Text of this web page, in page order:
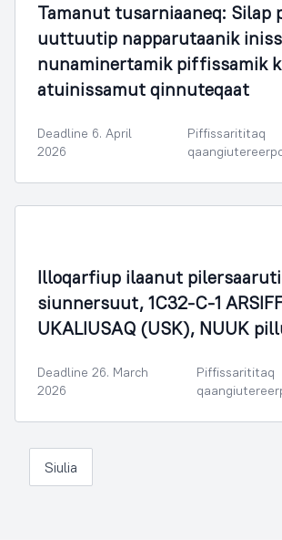
Tamanut tusarniaaneq: Silap
uuttuutip napparutaanik
nunaminertamik piffissamik
atuinissamut qinnuteqaat
Deadline 6. April
2026
Piffissarititaq
Illoqarfiup ilaanut
siunnersuut, 1C32-C-1
UKALIUSAQ (USK), NUUK
Deadline 26. March
2026
Piffissarititaq
Siulia